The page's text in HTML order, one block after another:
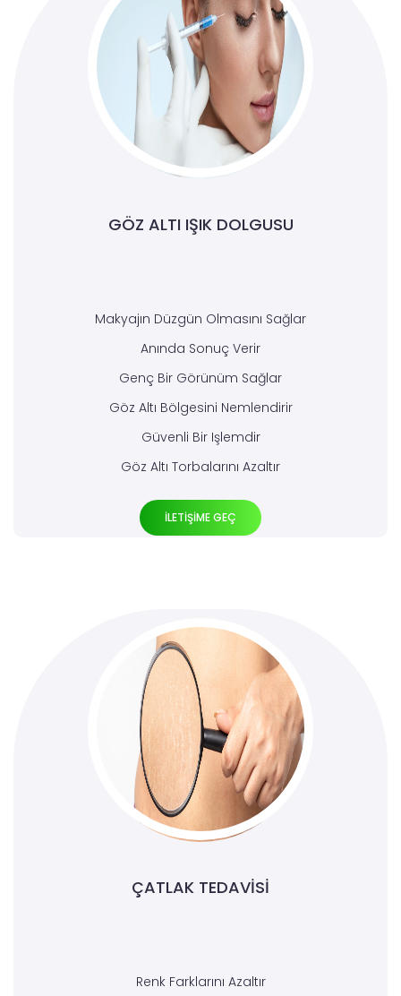
GÖZ ALTI IŞIK DOLGUSU
Makyajın Düzgün Olmasını Sağlar
Anında Sonuç Verir
Genç Bir Görünüm Sağlar
Göz Altı Bölgesini Nemlendirir
Güvenli Bir Işlemdir
Göz Altı Torbalarını Azaltır
İLETİŞİME GEÇ
ÇATLAK TEDAVISI
Renk Farklarını Azaltır